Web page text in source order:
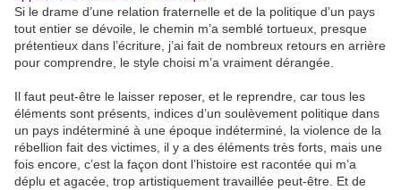
Si le drame d’une relation fraternelle et de la politique d’un pays
tout entier se dévoile, le chemin m’a semblé tortueux, presque
prétentieux dans l’écriture, j’ai fait de nombreux retours en arrière
pour comprendre, le style choisi m’a vraiment dérangée.
Il faut peut-être le laisser reposer, et le reprendre, car tous les
éléments sont présents, indices d’un soulèvement politique dans
un pays indéterminé à une époque indéterminé, la violence de la
rébellion fait des victimes, il y a des éléments très forts, mais une
fois encore, c’est la façon dont l’histoire est racontée qui m’a
déplu et agacée, trop artistiquement travaillée peut-être. Et de